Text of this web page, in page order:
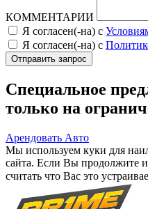
КОММЕНТАРИИ
Я согласен(-на) с
Я согласен(-на) с
Специальное
только на
Арендовать Авто
Мы используем куки для
сайта. Если Вы продолжите
считать что Вас это